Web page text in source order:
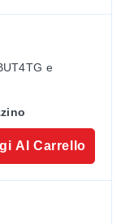
e
Al Carrello